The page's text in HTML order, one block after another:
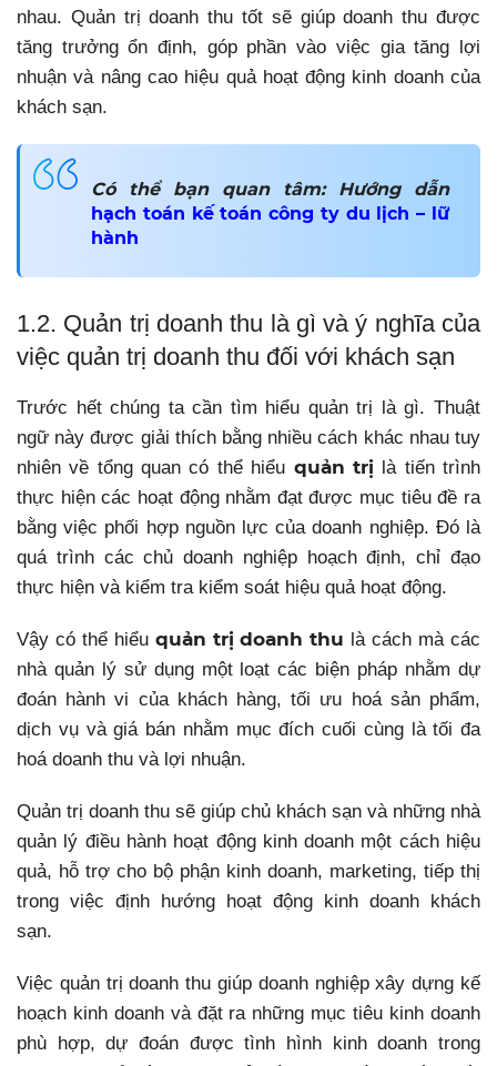
nhau. Quản trị doanh thu tốt sẽ giúp doanh thu được
tăng trưởng ổn định, góp phần vào việc gia tăng lợi
nhuận và nâng cao hiệu quả hoạt động kinh doanh của
khách sạn.
Có thể bạn quan tâm: Hướng dẫn
hạch toán kế toán công ty du lịch – lữ
hành
1.2. Quản trị doanh thu là gì và ý nghĩa của
việc quản trị doanh thu đối với khách sạn
Trước hết chúng ta cần tìm hiểu quản trị là gì. Thuật
ngữ này được giải thích bằng nhiều cách khác nhau tuy
nhiên về tổng quan có thể hiểu quản trịlà tiến trình
thực hiện các hoạt động nhằm đạt được mục tiêu đề ra
bằng việc phối hợp nguồn lực của doanh nghiệp. Đó là
quá trình các chủ doanh nghiệp hoạch định, chỉ đạo
thực hiện và kiểm tra kiểm soát hiệu quả hoạt động.
Vậy có thể hiểu quản trị doanh thu là cách mà các
nhà quản lý sử dụng một loạt các biện pháp nhằm dự
đoán hành vi của khách hàng, tối ưu hoá sản phẩm,
dịch vụ và giá bán nhằm mục đích cuối cùng là tối đa
hoá doanh thu và lợi nhuận.
Quản trị doanh thu sẽ giúp chủ khách sạn và những nhà
quản lý điều hành hoạt động kinh doanh một cách hiệu
quả, hỗ trợ cho bộ phận kinh doanh, marketing, tiếp thị
trong việc định hướng hoạt động kinh doanh khách
sạn.
Việc quản trị doanh thu giúp doanh nghiệp xây dựng kế
hoạch kinh doanh và đặt ra những mục tiêu kinh doanh
phù hợp, dự đoán được tình hình kinh doanh trong